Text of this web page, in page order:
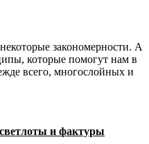
закономерности. А
которые помогут нам в
всего, многослойных и
и фактуры